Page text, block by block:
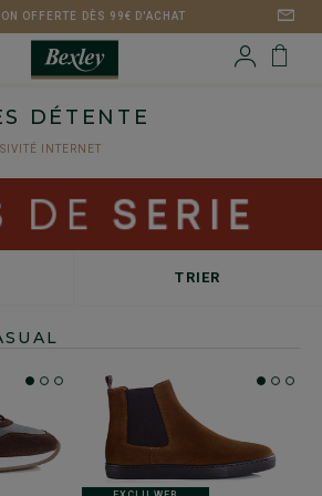
OFFERTE DÈS 99€ D'ACHAT
DÉTENTE
INTERNET
TRIER